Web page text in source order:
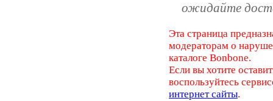
ожидайте
Эта страница
модераторам о
каталоге Bonbone.
Если вы хотите
воспользуйтесь
интернет сайты.